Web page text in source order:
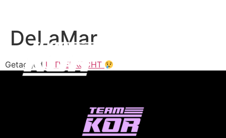
DeLaMar
Getagged UITVERKOCHT